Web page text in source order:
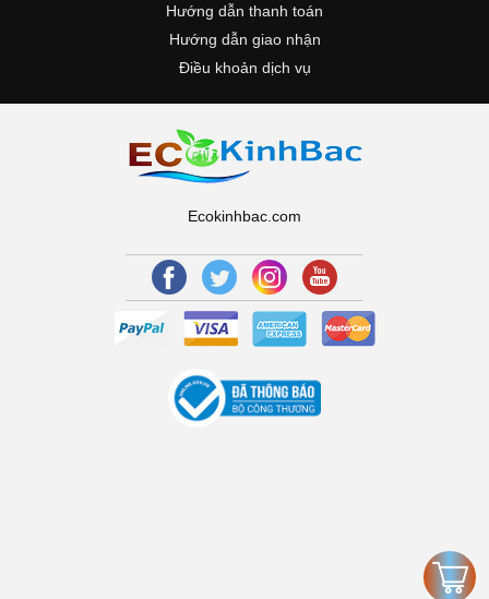
Hướng dẫn thanh toán
Hướng dẫn giao nhận
Điều khoản dịch vụ
Ecokinhbac.com